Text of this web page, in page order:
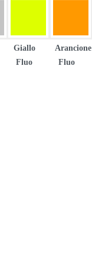
Giallo
Fluo
Arancione
Fluo